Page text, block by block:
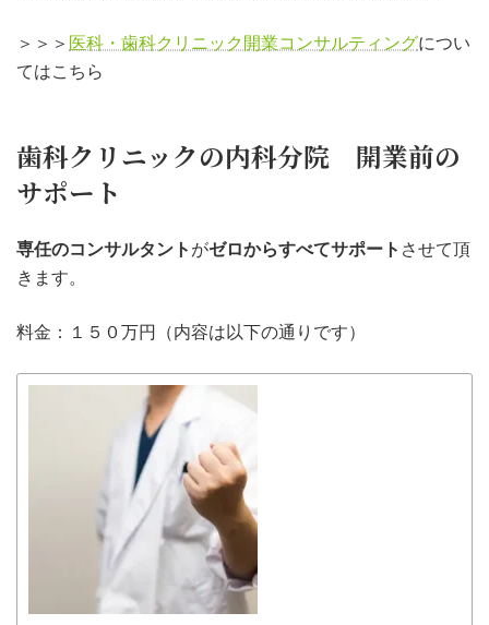
＞＞＞ 医科・歯科クリニック開業コンサルティングについ
てはこちら
歯科クリニックの内科分院 開業前の
サポート
専任のコンサルタント がゼロからすべてサポート させて頂
きます。
料金：１５０万円（内容は以下の通りです）